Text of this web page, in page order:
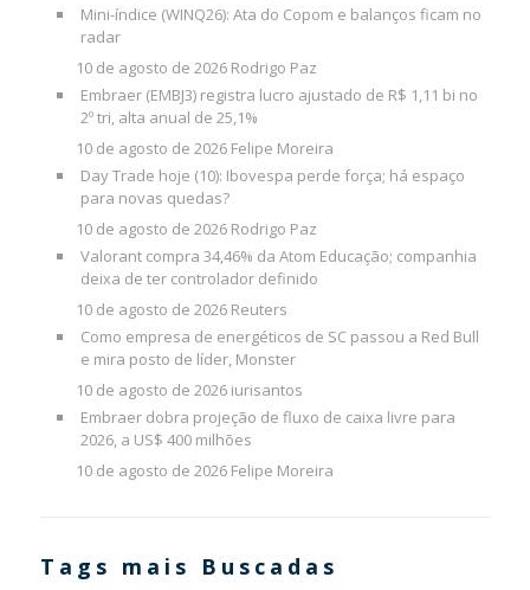
Mini-índice (WINQ26): Ata do Copom e balanços ficam no
radar
10 de agosto de 2026 Rodrigo Paz
Embraer (EMBJ3) registra lucro ajustado de R$ 1,11 bi no
2º tri, alta anual de 25,1%
10 de agosto de 2026 Felipe Moreira
Day Trade hoje (10): Ibovespa perde força; há espaço
para novas quedas?
10 de agosto de 2026 Rodrigo Paz
Valorant compra 34,46% da Atom Educação; companhia
deixa de ter controlador definido
10 de agosto de 2026 Reuters
Como empresa de energéticos de SC passou a Red Bull
e mira posto de líder, Monster
10 de agosto de 2026 iurisantos
Embraer dobra projeção de fluxo de caixa livre para
2026, a US$ 400 milhões
10 de agosto de 2026 Felipe Moreira
Tags mais Buscadas